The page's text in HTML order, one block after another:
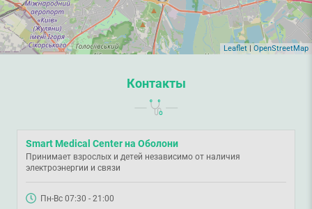
Leaflet| OpenStreetMap
Контакты
Smart Medical Center на Оболони
Принимает взрослых и детей независимо от наличия
электроэнергии и связи
Пн-Вс 07:30 - 21:00